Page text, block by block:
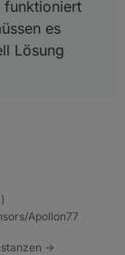
funktioniert
es
Lösung
Apollon77
->